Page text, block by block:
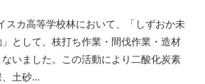
スカ高等学校林において、「しずおか未
として、枝打ち作業・間伐作業・造材
いました。この活動により二酸化炭素
、土砂…